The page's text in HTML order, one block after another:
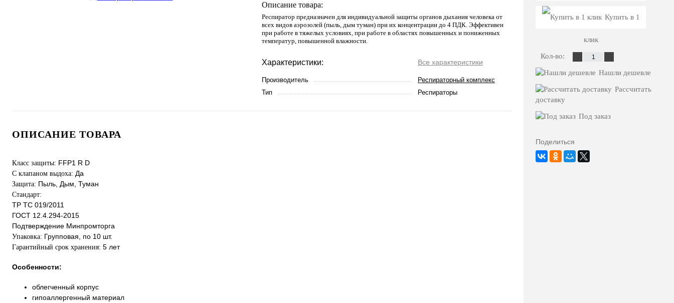
Описание товара:
Респиратор предназначен для индивидуальной защиты органов дыхания человека от
всех видов аэрозолей (пыль, дым туман) при их концентрации до 4 ПДК. Эффективен
при работе в тяжелых условиях, при работе в областях повышенных и пониженных
температур, повышенной влажности.
Характеристики: Все характеристики
Производитель
Респираторный комплекс
Тип
Респираторы
ОПИСАНИЕ ТОВАРА
Класс защиты: FFP1 R D
С клапаном выдоха: Да
Защита: Пыль, Дым, Туман
Стандарт:
ТР ТС 019/2011
ГОСТ 12.4.294-2015
Подтверждение Минпромторга
Упаковка: Групповая, по 10 шт.
Гарантийный срок хранения: 5 лет
Особенности:
облегченный корпус
гипоаллергенный материал
Запросить ценуКупить в 1
клик
Кол-во:
Нашли дешевле
Рассчитать
доставку
Под заказ
Поделиться